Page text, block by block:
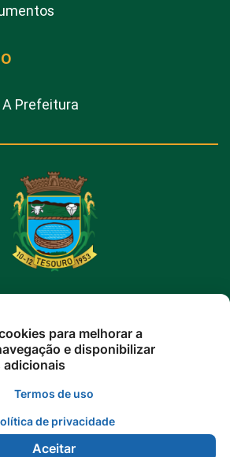
A Prefeitura
Marcílio, 158 - Centro, Tesouro
Segunda A Sexta 12h Às 18h
para melhorar a
e disponibilizar
Termos de uso
de privacidade
Aceitar